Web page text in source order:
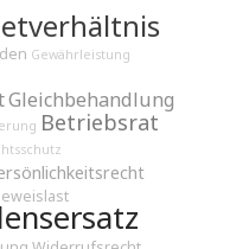
Gewährleistung
Gleichbehandlung
Betriebsrat